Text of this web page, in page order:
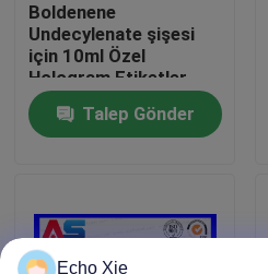
Bir teklif isteği
10 mL Flakon Etiketleri
Küçük Şişe Etiketleri
Boldenene
Undecylenate şişesi
için 10ml Özel
Hologram Etiketler
Güçlü yapışkan 10ml
Şişe Etiketleri
Hologram Lazer Etkisi
Talep Gönder
Echo Xie